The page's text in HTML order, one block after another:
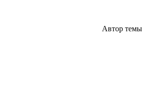
Автор темы